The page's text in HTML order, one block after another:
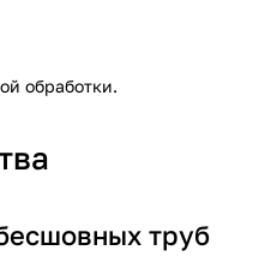
обработки.
труб